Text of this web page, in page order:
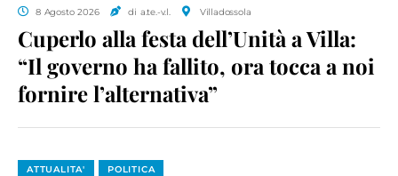
8 Agosto 2026 di a.te.-v.l. Villadossola
Cuperlo alla festa dell’Unità a Villa:
“Il governo ha fallito, ora tocca a noi
fornire l’alternativa”
ATTUALITA' POLITICA